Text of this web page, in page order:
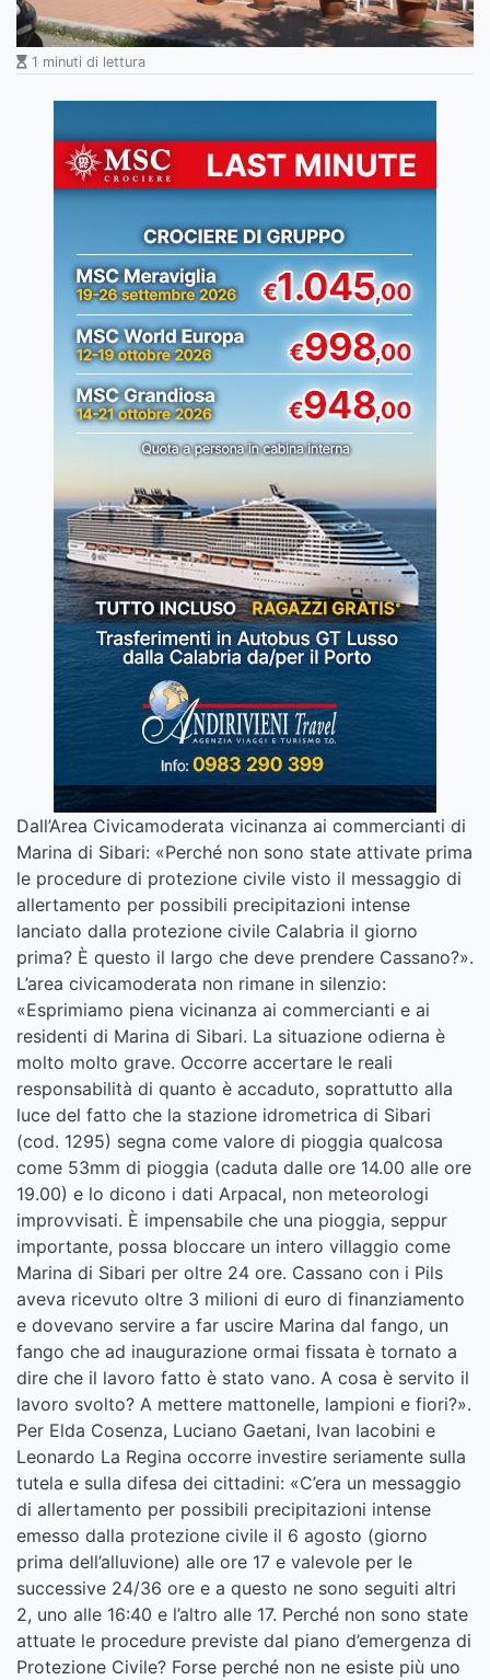
1 minuti di lettura
Dall’Area Civicamoderata vicinanza ai commercianti di
Marina di Sibari: «Perché non sono state attivate prima
le procedure di protezione civile visto il messaggio di
allertamento per possibili precipitazioni intense
lanciato dalla protezione civile Calabria il giorno
prima? È questo il largo che deve prendere Cassano?».
L’area civicamoderata non rimane in silenzio:
«Esprimiamo piena vicinanza ai commercianti e ai
residenti di Marina di Sibari. La situazione odierna è
molto molto grave. Occorre accertare le reali
responsabilità di quanto è accaduto, soprattutto alla
luce del fatto che la stazione idrometrica di Sibari
(cod. 1295) segna come valore di pioggia qualcosa
come 53mm di pioggia (caduta dalle ore 14.00 alle ore
19.00) e lo dicono i dati Arpacal, non meteorologi
improvvisati. È impensabile che una pioggia, seppur
importante, possa bloccare un intero villaggio come
Marina di Sibari per oltre 24 ore. Cassano con i Pils
aveva ricevuto oltre 3 milioni di euro di finanziamento
e dovevano servire a far uscire Marina dal fango, un
fango che ad inaugurazione ormai fissata è tornato a
dire che il lavoro fatto è stato vano. A cosa è servito il
lavoro svolto? A mettere mattonelle, lampioni e fiori?».
Per Elda Cosenza, Luciano Gaetani, Ivan Iacobini e
Leonardo La Regina occorre investire seriamente sulla
tutela e sulla difesa dei cittadini: «C’era un messaggio
di allertamento per possibili precipitazioni intense
emesso dalla protezione civile il 6 agosto (giorno
prima dell’alluvione) alle ore 17 e valevole per le
successive 24/36 ore e a questo ne sono seguiti altri
2, uno alle 16:40 e l’altro alle 17. Perché non sono state
attuate le procedure previste dal piano d’emergenza di
Protezione Civile? Forse perché non ne esiste più uno